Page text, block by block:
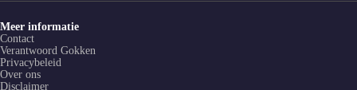
Meer informatie
Contact
Verantwoord Gokken
Privacybeleid
Over ons
Disclaimer